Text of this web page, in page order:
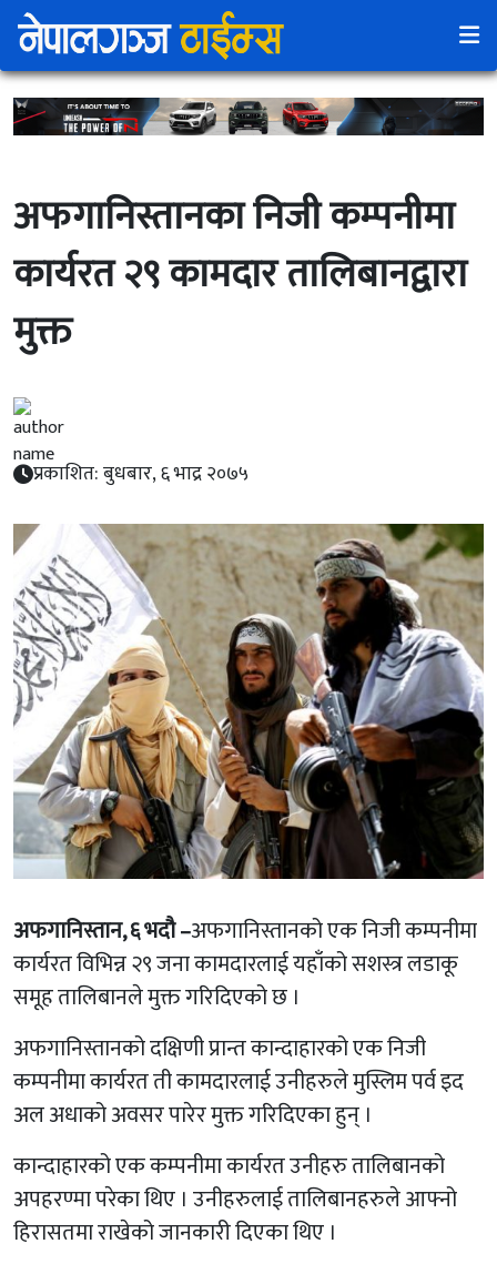
अफगानिस्तानका निजी कम्पनीमा
कार्यरत २९ कामदार तालिबानद्वारा
मुक्त
प्रकाशित: बुधबार, ६ भाद्र २०७५
अफगानिस्तान, ६ भदौ –अफगानिस्तानको एक निजी कम्पनीमा
कार्यरत विभिन्न २९ जना कामदारलाई यहाँको सशस्त्र लडाकू
समूह तालिबानले मुक्त गरिदिएको छ ।
अफगानिस्तानको दक्षिणी प्रान्त कान्दाहारको एक निजी
कम्पनीमा कार्यरत ती कामदारलाई उनीहरुले मुस्लिम पर्व इद
अल अधाको अवसर पारेर मुक्त गरिदिएका हुन् ।
कान्दाहारको एक कम्पनीमा कार्यरत उनीहरु तालिबानको
अपहरण्मा परेका थिए । उनीहरुलाई तालिबानहरुले आफ्नो
हिरासतमा राखेको जानकारी दिएका थिए ।